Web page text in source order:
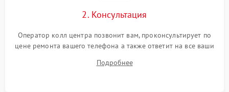
2. Консультация
Оператор колл центра позвонит вам, проконсультирует по
цене ремонта вашего телефона а также ответит на все ваши
Подробнее